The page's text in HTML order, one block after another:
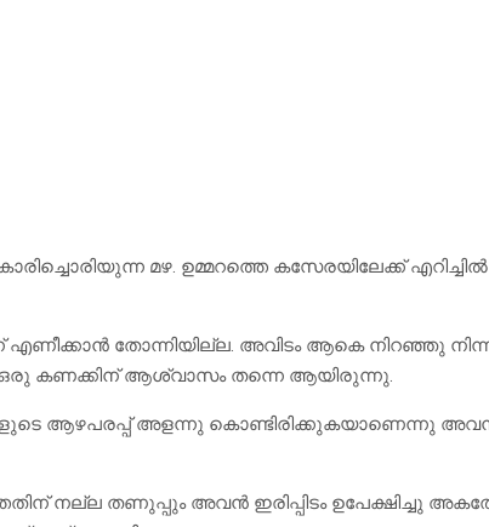
മഴ. ഉമ്മറത്തെ കസേരയിലേക്ക് എറിച്ചിൽ
തോന്നിയില്ല. അവിടം ആകെ നിറഞ്ഞു
കണക്കിന് ആശ്വാസം തന്നെ ആയിരുന്നു.
ആഴപരപ്പ് അളന്നു കൊണ്ടിരിക്കുകയാണെന്നു
നല്ല തണുപ്പും അവൻ ഇരിപ്പിടം ഉപേക്ഷിച്ചു